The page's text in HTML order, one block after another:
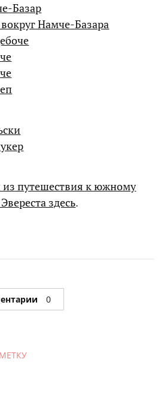
Базар
Намче-Базара
путешествия к южному
здесь.
0